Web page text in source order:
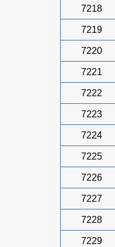
7218
7219
7220
7221
7222
7223
7224
7225
7226
7227
7228
7229